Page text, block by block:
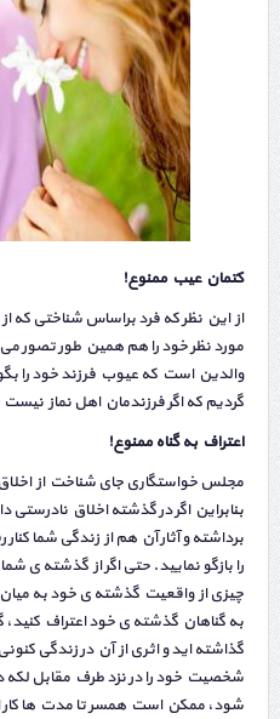
کتمان عیب ممنوع!
از این نظر که فرد براساس شناختی که
مورد نظر خود را هم همین طور تصور
والدین است که عیوب فرزند خود را
گردیم که اگر فرزندمان اهل نماز نیست
اعتراف به گناه ممنوع!
مجلس خواستگاری جای شناخت از
بنابراین اگر در گذشته اخلاق
برداشته و آثار آن هم از زندگی شما
را بازگو نمایید. حتی اگر از گذشته ی
چیزی از واقعیت گذشته ی خود به
به گناهان گذشته ی خود اعتراف
گذاشته اید و اثری از آن در زندگی
شخصیت خود را در نزد طرف مقابل لکه
شود، ممکن است همسر تا مدت ها کار